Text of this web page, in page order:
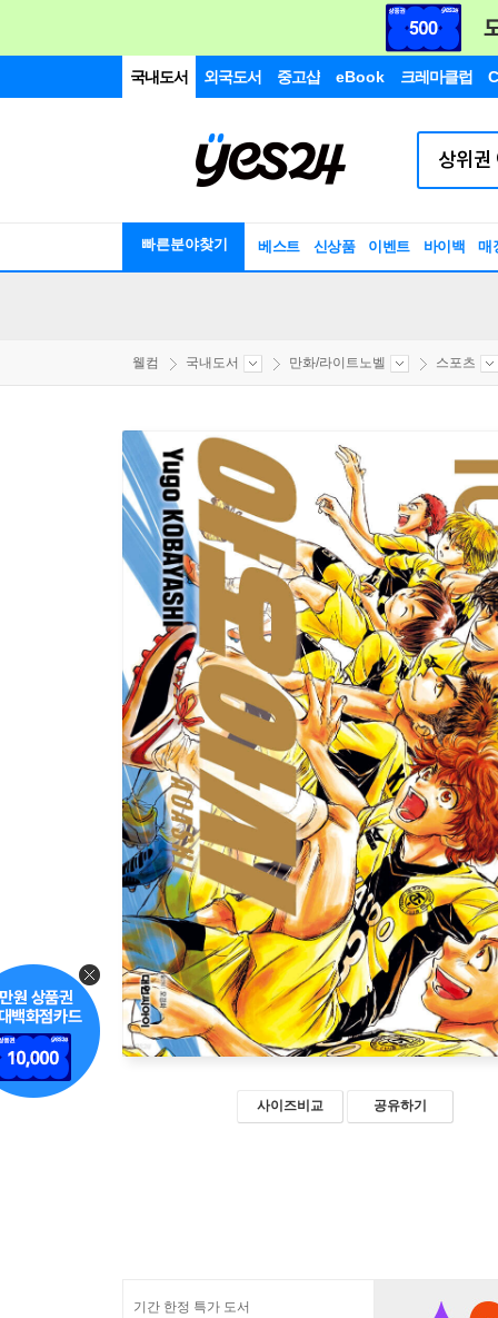
국내도서 외국도서 중고샵 eBook 크레마클럽
빠른분야찾기 베스트 신상품 이벤트 바이백 매
웰컴 국내도서 만화/라이트노벨 스포츠
사이즈비교 공유하기
기간 한정 특가 도서